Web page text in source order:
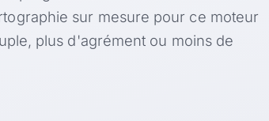
sur mesure pour ce moteur
plus d'agrément ou moins de